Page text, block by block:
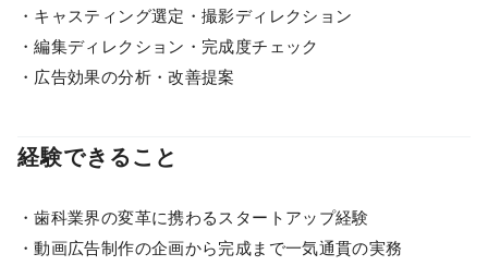
・キャスティング選定・撮影ディレクション
・編集ディレクション・完成度チェック
・広告効果の分析・改善提案
経験できること
・歯科業界の変革に携わるスタートアップ経験
・動画広告制作の企画から完成まで一気通貫の実務